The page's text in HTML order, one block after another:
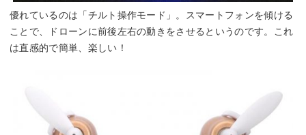
優れているのは「チルト操作モード」。スマートフォンを傾ける
ことで、ドローンに前後左右の動きをさせるというのです。これ
は直感的で簡単、楽しい！